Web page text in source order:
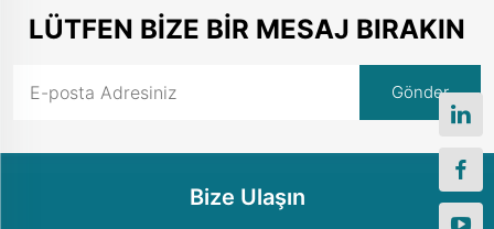
LÜTFEN BIZE BIR MESAJ BIRAKIN
Bize Ulaşın